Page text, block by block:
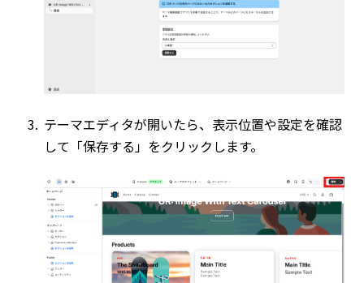
テーマエディタが開いたら、表示位置や設定を確認
して「保存する」をクリックします。